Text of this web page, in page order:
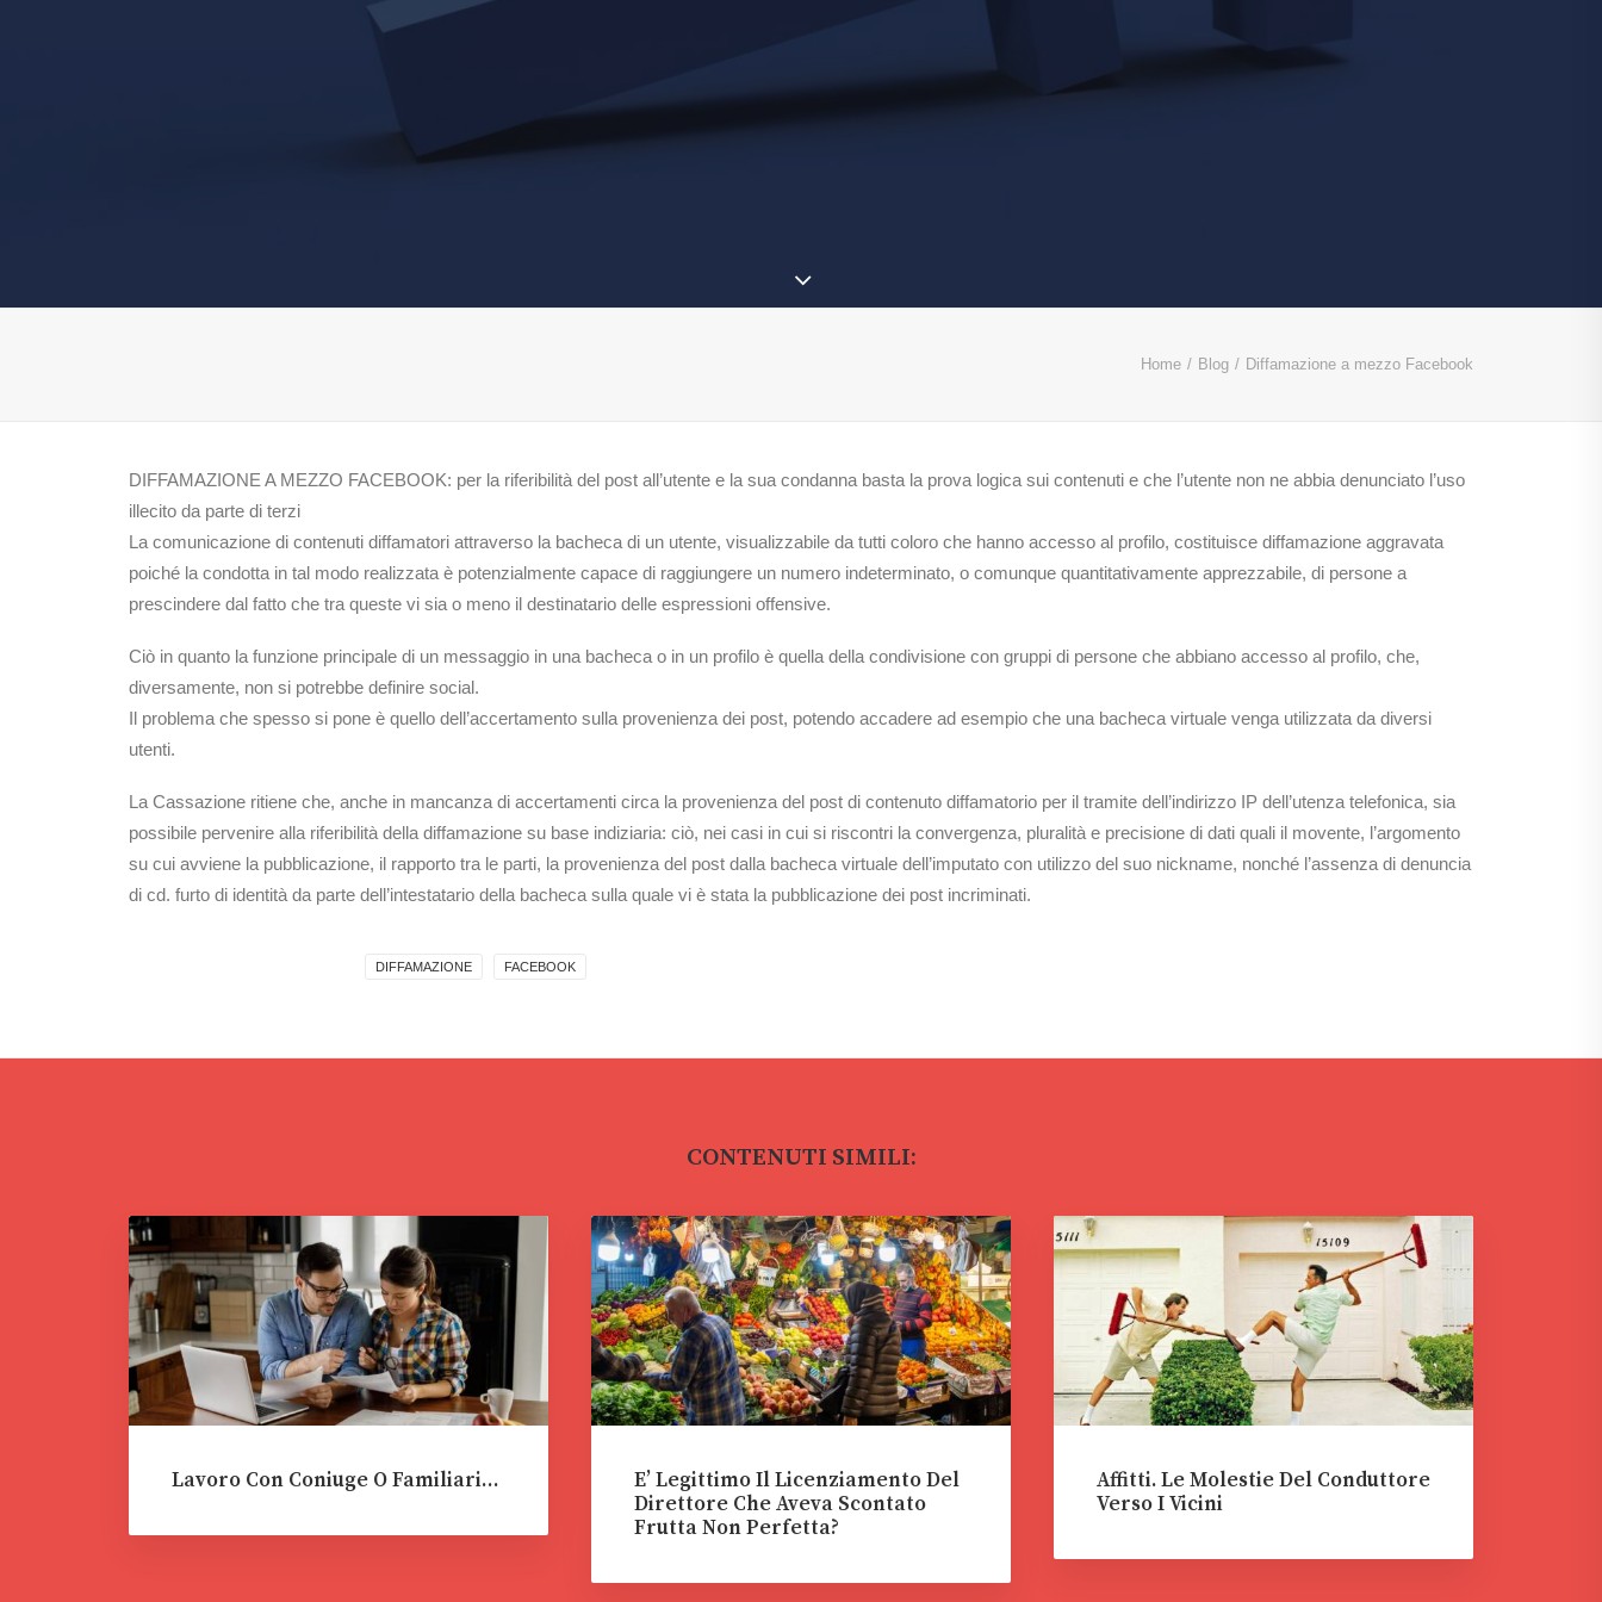
Home Blog Diffamazione a mezzo Facebook
DIFFAMAZIONE A MEZZO FACEBOOK: per la riferibilità del post all’utente e la sua condanna basta la prova logica sui contenuti e che l’utente non ne abbia denunciato l’uso
illecito da parte di terzi
La comunicazione di contenuti diffamatori attraverso la bacheca di un utente, visualizzabile da tutti coloro che hanno accesso al profilo, costituisce diffamazione aggravata
poiché la condotta in tal modo realizzata è potenzialmente capace di raggiungere un numero indeterminato, o comunque quantitativamente apprezzabile, di persone a
prescindere dal fatto che tra queste vi sia o meno il destinatario delle espressioni offensive.
Ciò in quanto la funzione principale di un messaggio in una bacheca o in un profilo è quella della condivisione con gruppi di persone che abbiano accesso al profilo, che,
diversamente, non si potrebbe definire social.
Il problema che spesso si pone è quello dell’accertamento sulla provenienza dei post, potendo accadere ad esempio che una bacheca virtuale venga utilizzata da diversi
utenti.
La Cassazione ritiene che, anche in mancanza di accertamenti circa la provenienza del post di contenuto diffamatorio per il tramite dell’indirizzo IP dell’utenza telefonica, sia
possibile pervenire alla riferibilità della diffamazione su base indiziaria: ciò, nei casi in cui si riscontri la convergenza, pluralità e precisione di dati quali il movente, l’argomento
su cui avviene la pubblicazione, il rapporto tra le parti, la provenienza del post dalla bacheca virtuale dell’imputato con utilizzo del suo nickname, nonché l’assenza di denuncia
di cd. furto di identità da parte dell’intestatario della bacheca sulla quale vi è stata la pubblicazione dei post incriminati.
DIFFAMAZIONE FACEBOOK
CONTENUTI SIMILI:
Lavoro Con Coniuge O Familiari…
E’ Legittimo Il Licenziamento Del
Direttore Che Aveva Scontato
Frutta Non Perfetta?
Affitti. Le Molestie Del Conduttore
Verso I Vicini